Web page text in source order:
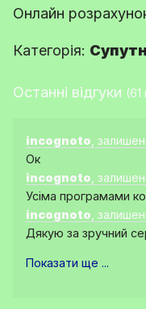
Онлайн
Категорія:
Останні відгуки (61
incognoto ,
Ок
incognoto ,
Усіма програмами
incognoto ,
Дякую за зручний
Показати ще ...